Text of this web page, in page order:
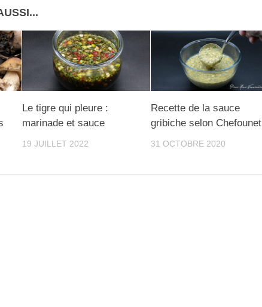
Le tigre qui pleure :
marinade et sauce
19 JUILLET 2022
Recette de la sauce
gribiche selon Chefounet
31 OCTOBRE 2020